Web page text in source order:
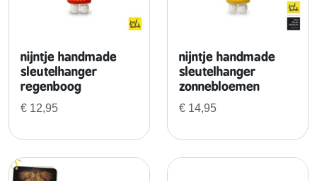
m
d
nijntje handmade
sleutelhanger
regenboog
€ 12,95
nijntje handmade
sleutelhanger
zonnebloemen
€ 14,95